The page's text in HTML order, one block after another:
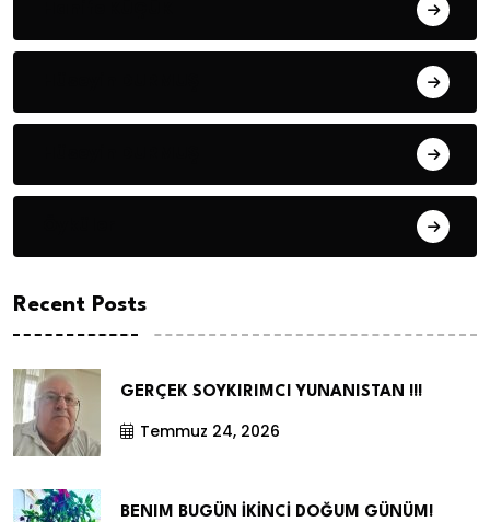
Recent Posts
GERÇEK SOYKIRIMCI YUNANISTAN !!!
Temmuz 24, 2026
BENIM BUGÜN İKİNCİ DOĞUM GÜNÜM!